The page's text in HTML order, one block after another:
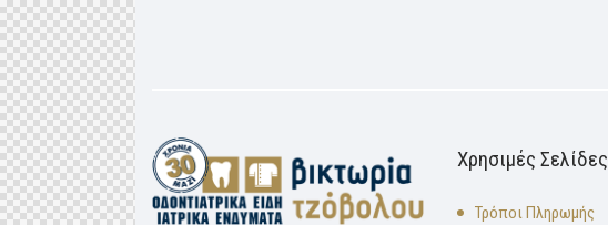
Χρησιμές Σελίδες
Τρόποι Πληρωμής